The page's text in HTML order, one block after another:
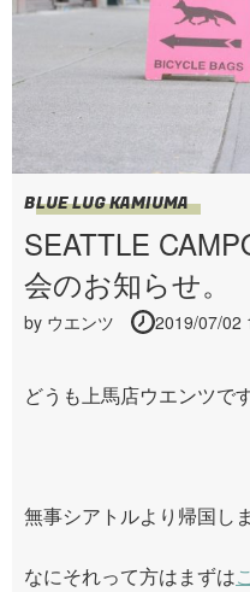
BLUE LUG KAMIUMA
SEATTLE
会のお知らせ。
by ウエンツ 2019/07/02
どうも上馬店ウエンツです
無事シアトルより帰国しま
なにそれって方はまずは